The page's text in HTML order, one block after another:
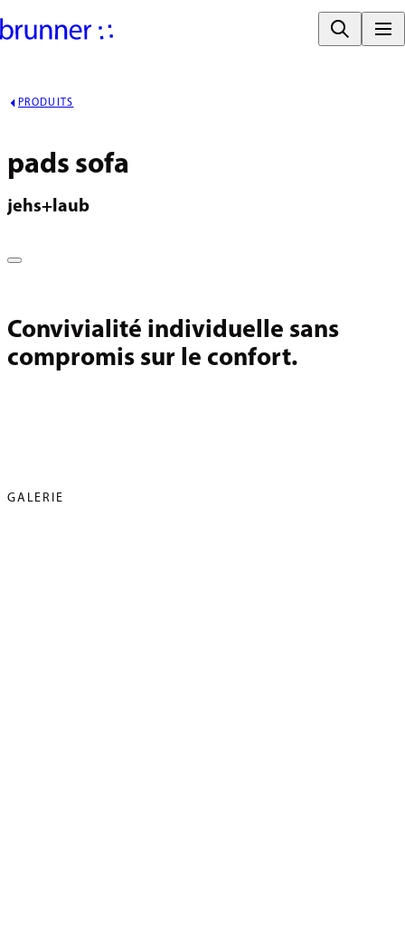
PRODUITS
pads sofa
jehs+laub
Convivialité individuelle sans
compromis sur le confort.
GALERIE